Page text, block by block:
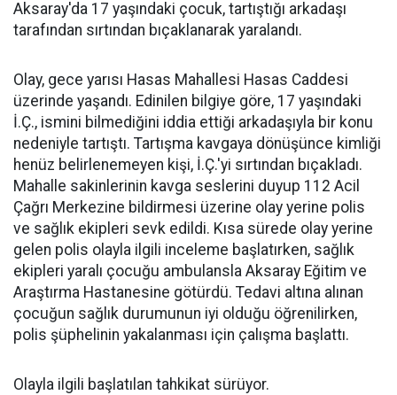
Aksaray'da 17 yaşındaki çocuk, tartıştığı arkadaşı
tarafından sırtından bıçaklanarak yaralandı.
Olay, gece yarısı Hasas Mahallesi Hasas Caddesi
üzerinde yaşandı. Edinilen bilgiye göre, 17 yaşındaki
İ.Ç., ismini bilmediğini iddia ettiği arkadaşıyla bir konu
nedeniyle tartıştı. Tartışma kavgaya dönüşünce kimliği
henüz belirlenemeyen kişi, İ.Ç.'yi sırtından bıçakladı.
Mahalle sakinlerinin kavga seslerini duyup 112 Acil
Çağrı Merkezine bildirmesi üzerine olay yerine polis
ve sağlık ekipleri sevk edildi. Kısa sürede olay yerine
gelen polis olayla ilgili inceleme başlatırken, sağlık
ekipleri yaralı çocuğu ambulansla Aksaray Eğitim ve
Araştırma Hastanesine götürdü. Tedavi altına alınan
çocuğun sağlık durumunun iyi olduğu öğrenilirken,
polis şüphelinin yakalanması için çalışma başlattı.
Olayla ilgili başlatılan tahkikat sürüyor.